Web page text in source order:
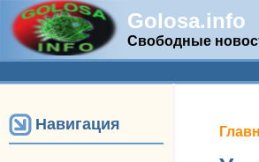
Golosa.info
Свободные
Дополнительное меню
Навигация Вы